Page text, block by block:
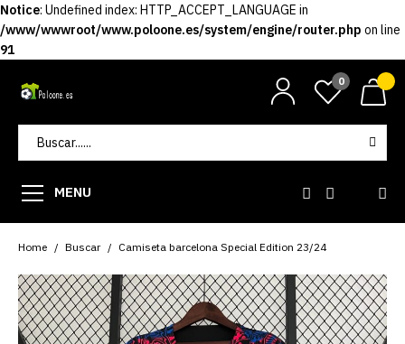
Notice: Undefined index: HTTP_ACCEPT_LANGUAGE in
/www/wwwroot/www.poloone.es/system/engine/router.php on line
91
0
MENU
Home Buscar Camiseta barcelona Special Edition 23/24